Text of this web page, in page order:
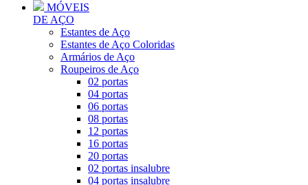
MÓVEIS
DE AÇO
Estantes de Aço
Estantes de Aço Coloridas
Armários de Aço
Roupeiros de Aço
02 portas
04 portas
06 portas
08 portas
12 portas
16 portas
20 portas
02 portas insalubre
04 portas insalubre